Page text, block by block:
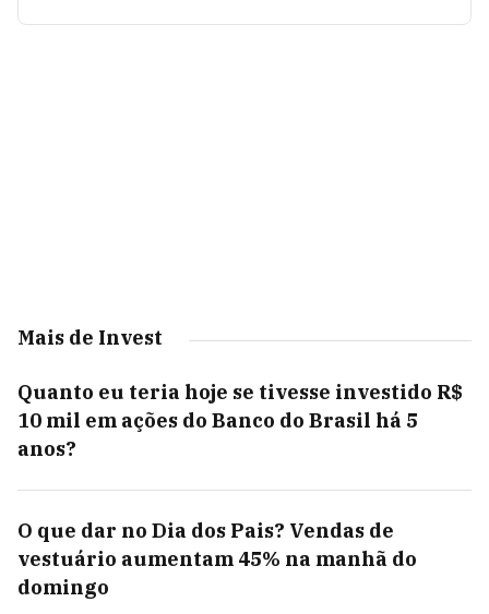
Mais de Invest
Quanto eu teria hoje se tivesse investido R$
10 mil em ações do Banco do Brasil há 5
anos?
O que dar no Dia dos Pais? Vendas de
vestuário aumentam 45% na manhã do
domingo